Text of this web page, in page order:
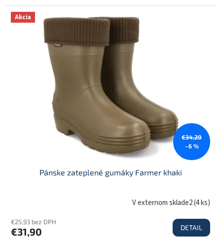
Akcia
€34,20
–6 %
Pánske zateplené gumáky Farmer khaki
V externom sklade2(4 ks)
€25,93 bez DPH
€31,90 DETAIL